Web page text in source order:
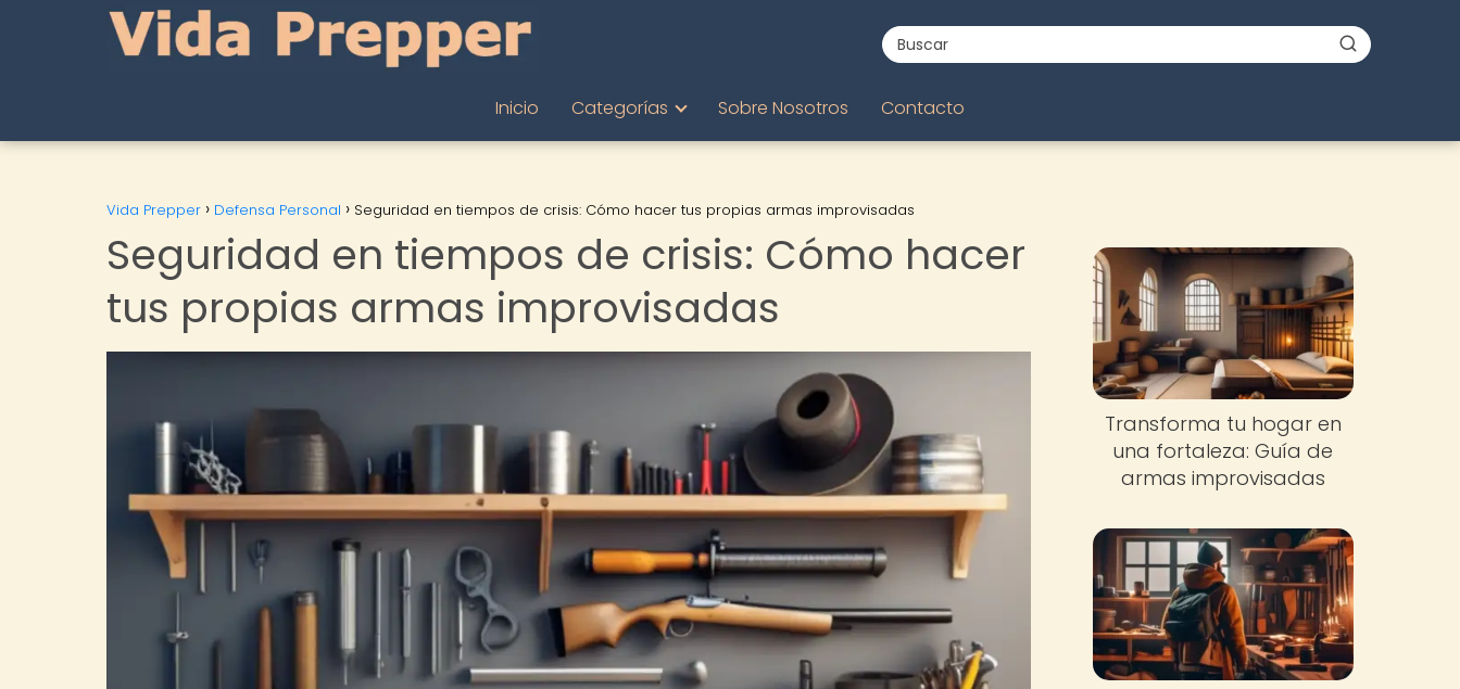
Inicio Categorías Sobre Nosotros Contacto
Vida Prepper Defensa Personal Seguridad en tiempos de crisis: Cómo hacer tus propias armas improvisadas
Seguridad en tiempos de crisis: Cómo hacer
tus propias armas improvisadas
Transforma tu hogar en
una fortaleza: Guía de
armas improvisadas